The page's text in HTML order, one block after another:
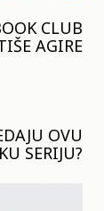
CLUB
AGIRE
OVU
SERIJU?